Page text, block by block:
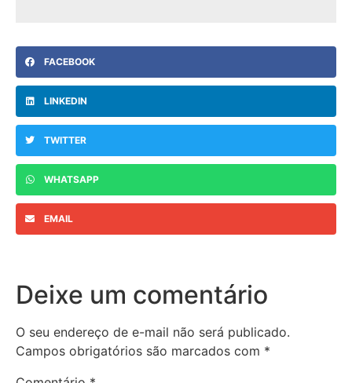
FACEBOOK
LINKEDIN
TWITTER
WHATSAPP
EMAIL
Deixe um comentário
O seu endereço de e-mail não será publicado.
Campos obrigatórios são marcados com *